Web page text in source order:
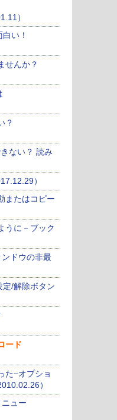
）
い！
せんか？
？
ない？ 読み
）
またはコピー
うに－ブック
ドウの非最
/解除ボタン
ード
た−オプショ
）
ュー